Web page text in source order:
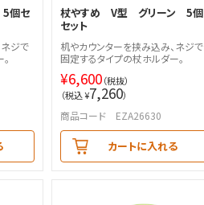
個セ
ジで
杖やすめ V型 グリーン 5個
セット
机やカウンターを挟み込み、ネジで
固定するタイプの杖ホルダー。
¥6,600（税抜）
（税込 ¥7,260）
商品コード EZA26630
カートに入れる